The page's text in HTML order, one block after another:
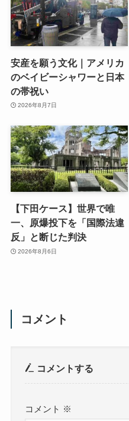
安産を願う文化｜アメリカ
のベイビーシャワーと日本
の帯祝い
2026年8月7日
【下田ケース】世界で唯
一、原爆投下を「国際法違
反」と断じた判決
2026年8月6日
コメント
コメントする
コメント ※